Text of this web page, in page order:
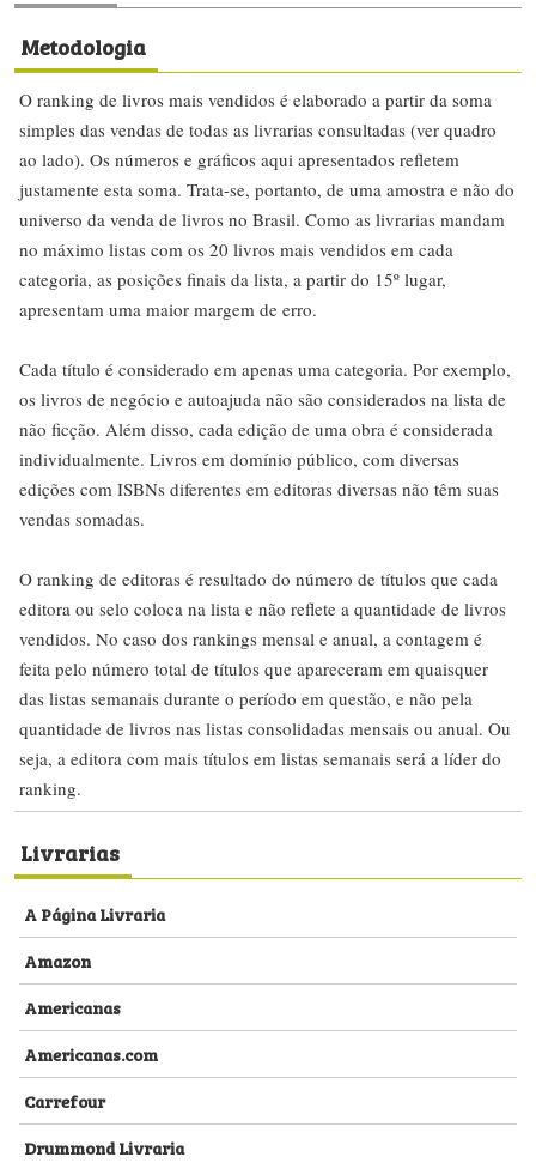
Metodologia
O ranking de livros mais vendidos é elaborado a partir da soma
simples das vendas de todas as livrarias consultadas (ver quadro
ao lado). Os números e gráficos aqui apresentados refletem
justamente esta soma. Trata-se, portanto, de uma amostra e não do
universo da venda de livros no Brasil. Como as livrarias mandam
no máximo listas com os 20 livros mais vendidos em cada
categoria, as posições finais da lista, a partir do 15º lugar,
apresentam uma maior margem de erro.
Cada título é considerado em apenas uma categoria. Por exemplo,
os livros de negócio e autoajuda não são considerados na lista de
não ficção. Além disso, cada edição de uma obra é considerada
individualmente. Livros em domínio público, com diversas
edições com ISBNs diferentes em editoras diversas não têm suas
vendas somadas.
O ranking de editoras é resultado do número de títulos que cada
editora ou selo coloca na lista e não reflete a quantidade de livros
vendidos. No caso dos rankings mensal e anual, a contagem é
feita pelo número total de títulos que apareceram em quaisquer
das listas semanais durante o período em questão, e não pela
quantidade de livros nas listas consolidadas mensais ou anual. Ou
seja, a editora com mais títulos em listas semanais será a líder do
ranking.
Livrarias
A Página Livraria
Amazon
Americanas
Americanas.com
Carrefour
Drummond Livraria